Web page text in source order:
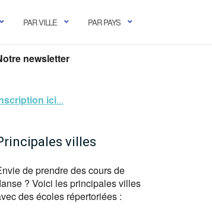
PAR VILLE PAR PAYS
newsletter
ici...
villes
de prendre des cours de
? Voici les principales villes
des écoles répertoriées :